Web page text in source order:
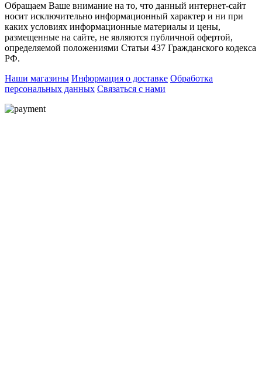
Обращаем Ваше внимание на то, что данный интернет-сайт
носит исключительно информационный характер и ни при
каких условиях информационные материалы и цены,
размещенные на сайте, не являются публичной офертой,
определяемой положениями Статьи 437 Гражданского кодекса
РФ.
Наши магазины Информация о доставке Обработка
персональных данных Связаться с нами